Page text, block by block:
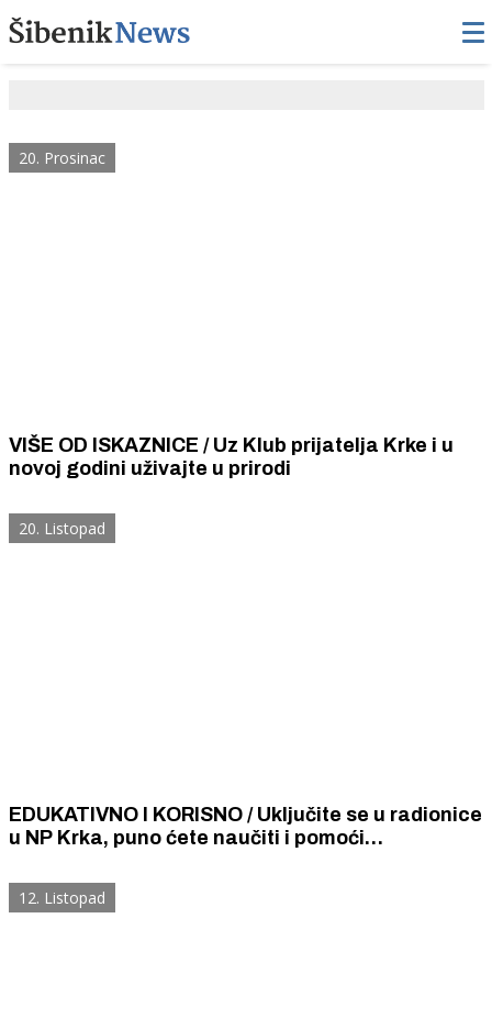
20. Prosinac
VIŠE OD ISKAZNICE / Uz Klub prijatelja Krke i u
novoj godini uživajte u prirodi
20. Listopad
EDUKATIVNO I KORISNO / Uključite se u radionice
u NP Krka, puno ćete naučiti i pomoći
12. Listopad